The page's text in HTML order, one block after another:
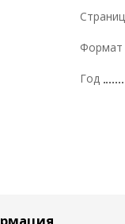
Страниц
Формат
Год